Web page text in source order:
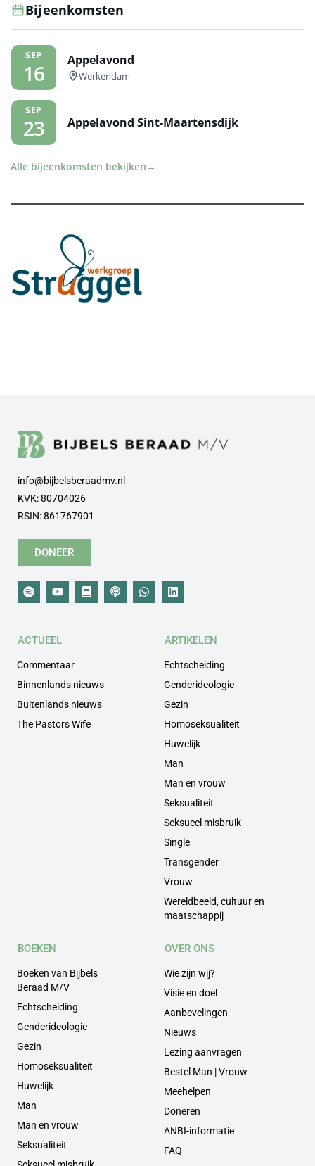
Bijeenkomsten
SEP
16
Appelavond
Werkendam
SEP
23 Appelavond Sint-Maartensdijk
Alle bijeenkomsten bekijken →
info@bijbelsberaadmv.nl
KVK: 80704026
RSIN: 861767901
DONEER
ACTUEEL
Commentaar
Binnenlands nieuws
Buitenlands nieuws
The Pastors Wife
ARTIKELEN
Echtscheiding
Genderideologie
Gezin
Homoseksualiteit
Huwelijk
Man
Man en vrouw
Seksualiteit
Seksueel misbruik
Single
Transgender
Vrouw
Wereldbeeld, cultuur en
maatschappij
BOEKEN
Boeken van Bijbels
Beraad M/V
Echtscheiding
Genderideologie
Gezin
Homoseksualiteit
Huwelijk
Man
Man en vrouw
Seksualiteit
OVER ONS
Wie zijn wij?
Visie en doel
Aanbevelingen
Nieuws
Lezing aanvragen
Bestel Man | Vrouw
Meehelpen
Doneren
ANBI-informatie
FAQ